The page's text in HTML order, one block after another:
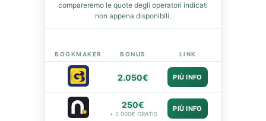
compareremo le quote degli operatori indicati
non appena disponibili.
BOOKMAKER BONUS LINK
2.050€ PIÙ INFO
250€
+ 2.000€ GRATIS
PIÙ INFO